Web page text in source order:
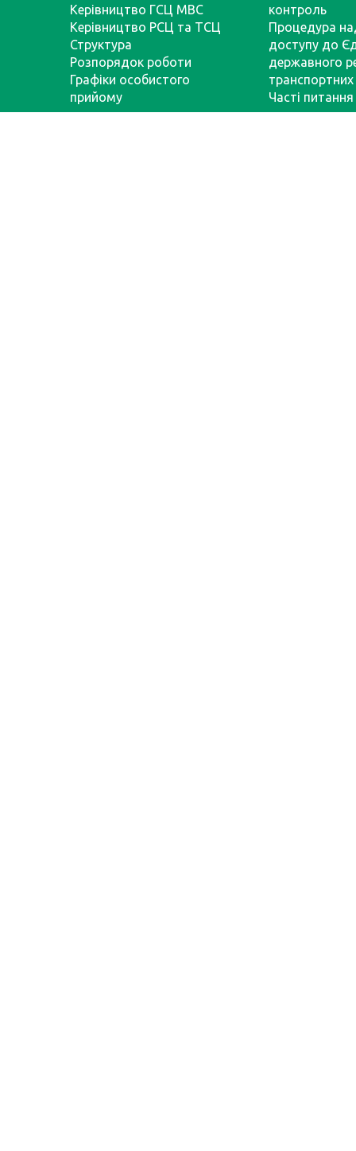
Керівництво ГСЦ МВС
Керівництво РСЦ та ТСЦ
Структура
Розпорядок роботи
Графіки особистого
прийому
контроль
Процедура
доступу до
державного
транспортних
Часті питання